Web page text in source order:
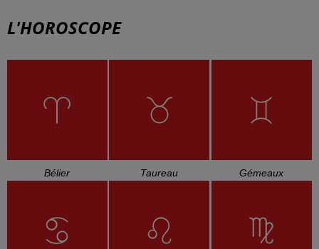
L'HOROSCOPE
Bélier Taureau Gémeaux